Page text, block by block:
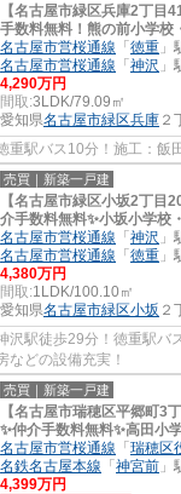
【名古屋市緑区兵庫2丁目
手数料無料！熊の前小学校
名古屋市営桜通線 「 徳重 」
名古屋市営桜通線 「 神沢 」
4,290万円
間取:3LDK/79.09㎡
愛知県名古屋市緑区兵庫 ２
重駅バス10分！施工：飯
売買｜新築一戸建
【名古屋市緑区小坂2丁目
介手数料無料✨️小坂小学校
名古屋市営桜通線 「 神沢 」
名古屋市営桜通線 「 徳重 」
4,380万円
間取:1LDK/100.10㎡
愛知県名古屋市緑区小坂 ２
沢駅徒歩29分！徳重駅バ
どの設備充実！
売買｜新築一戸建
【名古屋市瑞穂区平郷町3
✨️仲介手数料無料✨️高田小
名古屋市営桜通線 「 瑞穂区
名鉄名古屋本線 「 神宮前 」
4,399万円